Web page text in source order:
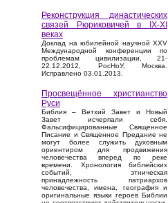
Реконструкция династических
связей Рюриковичей в IX-XI
веках
Доклад на юбилейной научной XXV
Международной конференции по
проблемам цивилизации, 21-
22.12.2012, РосНоУ, Москва.
Исправлено 03.01.2013.
Просвещённое христианство
Руси
Библия – Ветхий Завет и Новый
Завет исчерпали себя.
Фальсифицированные Священное
Писание и Священное Предание не
могут более служить духовным
ориентиром для продвижения
человечества вперед по реке
времени. Хронология библейских
событий, этническая
принадлежность патриархов
человечества, имена, география и
оригинальные языки героев Библии